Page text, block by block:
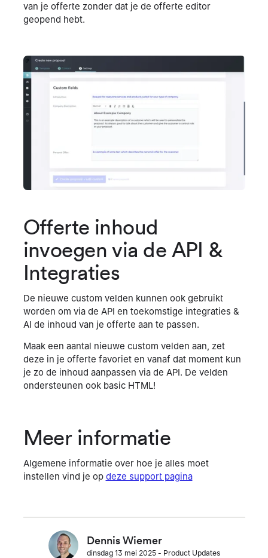
van je offerte zonder dat je de offerte editor
geopend hebt.
Offerte inhoud
invoegen via de API &
Integraties
De nieuwe custom velden kunnen ook gebruikt
worden om via de API en toekomstige integraties &
AI de inhoud van je offerte aan te passen.
Maak een aantal nieuwe custom velden aan, zet
deze in je offerte favoriet en vanaf dat moment kun
je zo de inhoud aanpassen via de API. De velden
ondersteunen ook basic HTML!
Meer informatie
Algemene informatie over hoe je alles moet
instellen vind je op deze support pagina
Dennis Wiemer
dinsdag 13 mei 2025- Product Updates